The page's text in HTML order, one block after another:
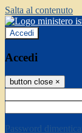
Salta al contenuto
Accedi
Accedi
button close ×
Password